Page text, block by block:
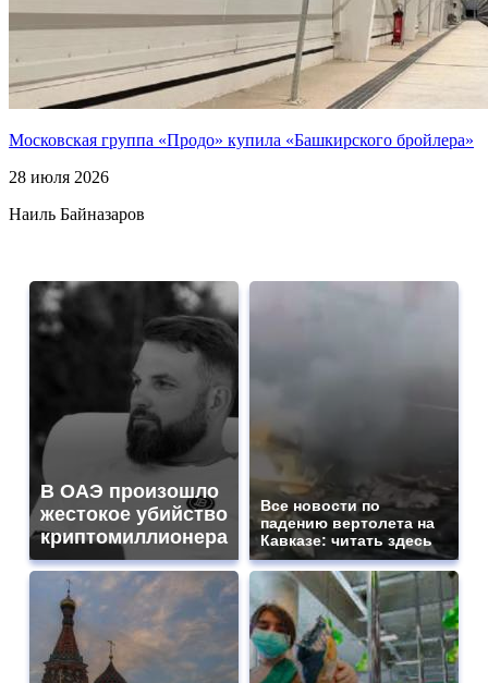
Московская группа «Продо» купила «Башкирского бройлера»
28 июля 2026
Наиль Байназаров
В ОАЭ произошло
жестокое убийство
криптомиллионера
Все новости по
падению вертолета на
Кавказе: читать здесь